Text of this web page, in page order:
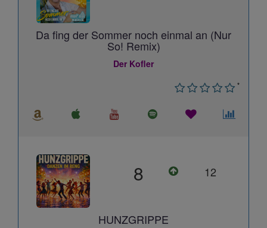
Da fing der Sommer noch einmal an (Nur
So! Remix)
Der Kofler
*
8 12
HUNZGRIPPE